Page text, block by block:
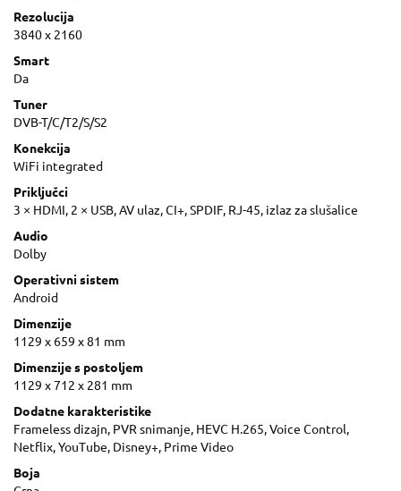
Rezolucija
3840 x 2160
Smart
Da
Tuner
DVB-T/C/T2/S/S2
Konekcija
WiFi integrated
Priključci
3 × HDMI, 2 × USB, AV ulaz, CI+, SPDIF, RJ-45, izlaz za slušalice
Audio
Dolby
Operativni sistem
Android
Dimenzije
1129 x 659 x 81 mm
Dimenzije s postoljem
1129 x 712 x 281 mm
Dodatne karakteristike
Frameless dizajn, PVR snimanje, HEVC H.265, Voice Control,
Netflix, YouTube, Disney+, Prime Video
Boja